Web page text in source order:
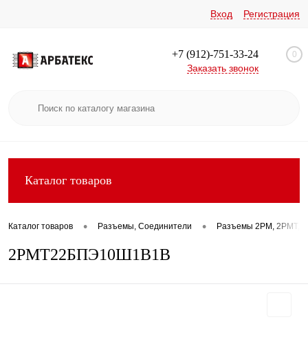
Вход Регистрация
+7 (912)-751-33-24
Заказать звонок
0
Каталог товаров
Каталог товаров • Разъемы, Соединители • Разъемы 2РМ, 2РМТ,
2РМТ22БПЭ10Ш1В1В